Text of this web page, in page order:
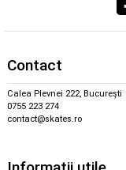
Contact
Calea Plevnei 222, București
0755 223 274
contact@skates.ro